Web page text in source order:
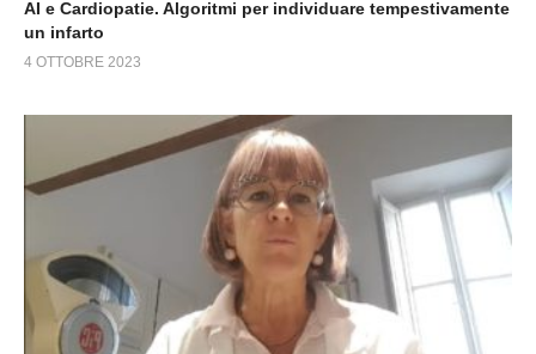
AI e Cardiopatie. Algoritmi per individuare tempestivamente
un infarto
4 OTTOBRE 2023